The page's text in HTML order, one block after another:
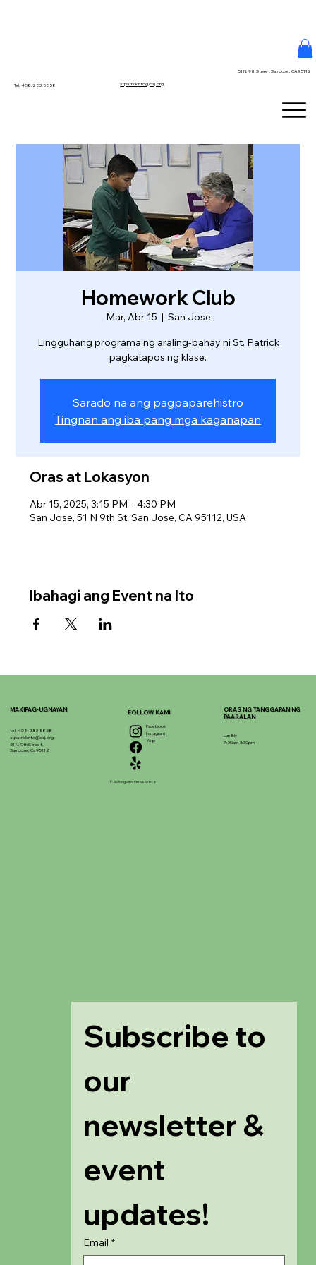
Tel. 408.283.5858 stpatrickinfo@dsj.org
51 N. 9th Street San Jose, CA 95112
Homework Club
Mar, Abr 15
  |
San Jose
Lingguhang programa ng araling-bahay ni St. Patrick
pagkatapos ng klase.
Sarado na ang pagpaparehistro
Tingnan ang iba pang mga kaganapan
Oras at Lokasyon
Abr 15, 2025, 3:15 PM – 4:30 PM
San Jose, 51 N 9th St, San Jose, CA 95112, USA
Ibahagi ang Event na Ito
MAKIPAG-UGNAYAN
tel. 408-283-5858
stpatrickinfo@dsj.org
51 N. 9th Street,
San Jose, Ca 95112
Subscribe to
our
newsletter &
event
updates!
Email *
Facebook
Instagram
Yelp
FOLLOW KAMI
© 2025 ng Saint Patrick School
ORAS NG TANGGAPAN NG
PAARALAN
Lun-Biy
7:30am-3:30pm